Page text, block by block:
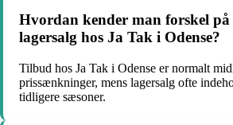
Hvordan kender man forskel
lagersalg hos Ja Tak i Odense?
Tilbud hos Ja Tak i Odense er normalt
prissænkninger, mens lagersalg ofte
tidligere sæsoner.